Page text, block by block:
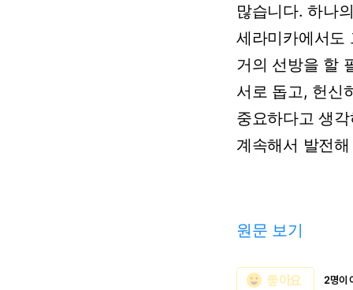
많습니다. 하나
세라미카에서도
거의 선방을 할
서로 돕고, 헌신
중요하다고 생
계속해서 발전해
원문 보기
emoji_emotions 좋아요 2명이